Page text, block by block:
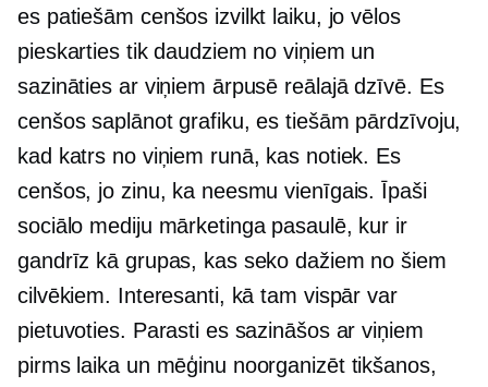
es patiešām cenšos izvilkt laiku, jo vēlos
pieskarties tik daudziem no viņiem un
sazināties ar viņiem ārpusē reālajā dzīvē. Es
cenšos saplānot grafiku, es tiešām pārdzīvoju,
kad katrs no viņiem runā, kas notiek. Es
cenšos, jo zinu, ka neesmu vienīgais. Īpaši
sociālo mediju mārketinga pasaulē, kur ir
gandrīz kā grupas, kas seko dažiem no šiem
cilvēkiem. Interesanti, kā tam vispār var
pietuvoties. Parasti es sazināšos ar viņiem
pirms laika un mēģinu noorganizēt tikšanos,